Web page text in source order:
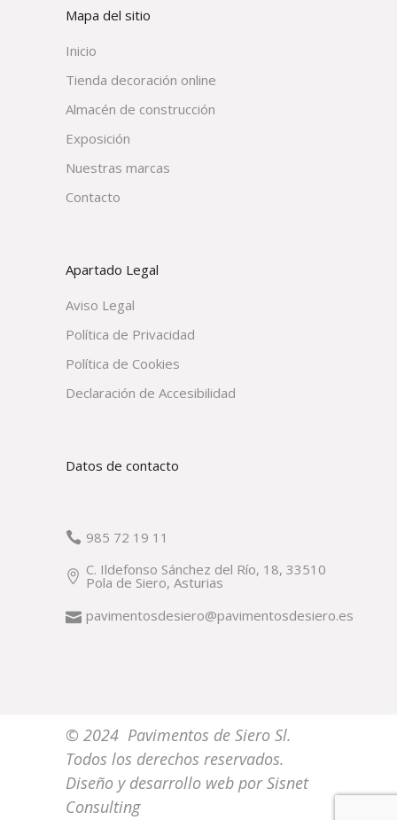
Mapa del sitio
Inicio
Tienda decoración online
Almacén de construcción
Exposición
Nuestras marcas
Contacto
Apartado Legal
Aviso Legal
Política de Privacidad
Política de Cookies
Declaración de Accesibilidad
Datos de contacto
985 72 19 11
C. Ildefonso Sánchez del Río, 18, 33510
Pola de Siero, Asturias
pavimentosdesiero@pavimentosdesiero.es
© 2024 Pavimentos de Siero Sl.
Todos los derechos reservados.
Diseño y desarrollo web porSisnet
Consulting